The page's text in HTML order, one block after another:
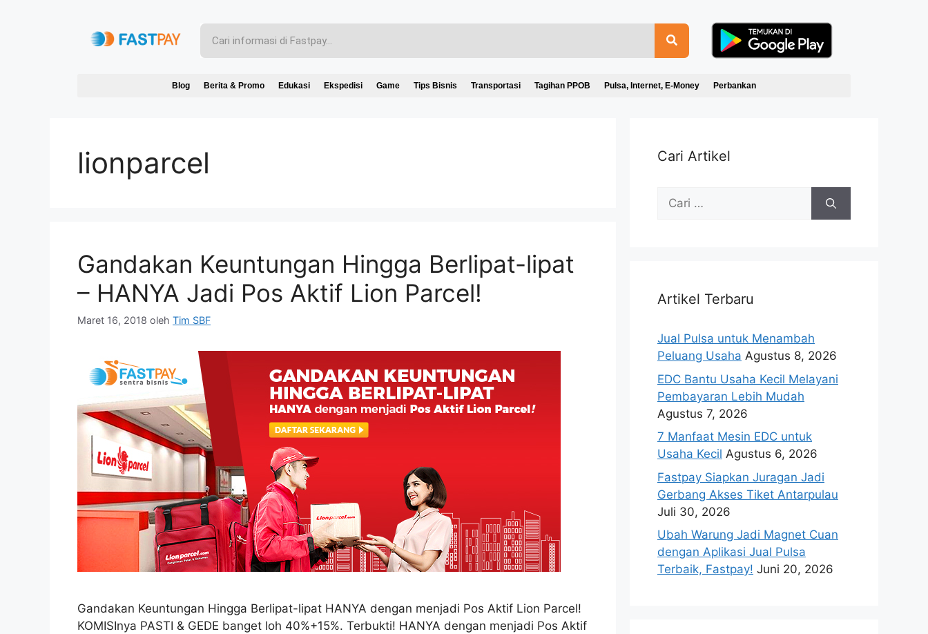
Blog Berita & Promo Edukasi Ekspedisi Game Tips Bisnis Transportasi Tagihan PPOB Pulsa, Internet, E-Money Perbankan
lionparcel
Gandakan Keuntungan Hingga Berlipat-lipat
– HANYA Jadi Pos Aktif Lion Parcel!
Maret 16, 2018 oleh Tim SBF
Gandakan Keuntungan Hingga Berlipat-lipat HANYA dengan menjadi Pos Aktif Lion Parcel!
KOMISInya PASTI & GEDE banget loh 40%+15%. Terbukti! HANYA dengan menjadi Pos Aktif
Cari Artikel
Artikel Terbaru
Jual Pulsa untuk Menambah
Peluang Usaha Agustus 8, 2026
EDC Bantu Usaha Kecil Melayani
Pembayaran Lebih Mudah
Agustus 7, 2026
7 Manfaat Mesin EDC untuk
Usaha Kecil Agustus 6, 2026
Fastpay Siapkan Juragan Jadi
Gerbang Akses Tiket Antarpulau
Juli 30, 2026
Ubah Warung Jadi Magnet Cuan
dengan Aplikasi Jual Pulsa
Terbaik, Fastpay! Juni 20, 2026